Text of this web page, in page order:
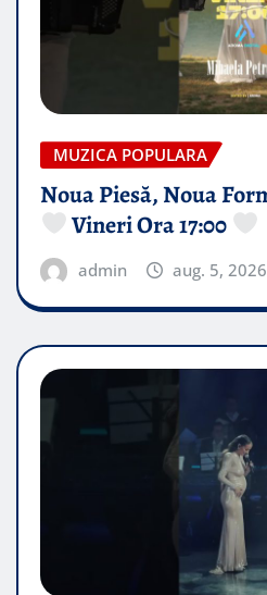
MUZICA POPULARA
Noua Piesă, Noua
Vineri Ora 17:00
admin aug. 5, 2026